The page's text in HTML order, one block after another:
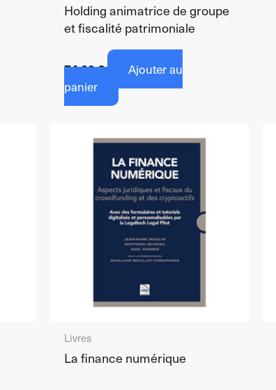
Holding animatrice de groupe
et fiscalité patrimoniale
74,00€
Ajouter au
panier
Livres
La finance numérique